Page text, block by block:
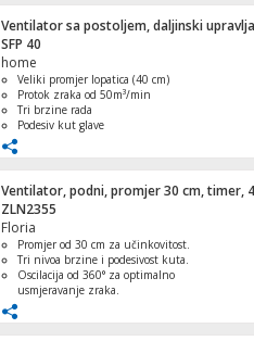
Ventilator sa postoljem, daljinski
SFP 40
home
Veliki promjer lopatica (40 cm)
Protok zraka od 50m³/min
Tri brzine rada
Podesiv kut glave
Ventilator, podni, promjer 30 cm, timer,
ZLN2355
Floria
Promjer od 30 cm za učinkovitost.
Tri nivoa brzine i podesivost kuta.
Oscilacija od 360° za optimalno
usmjeravanje zraka.
Snaga od 40 W za pouzdanost.
Grijalica,
W, crna